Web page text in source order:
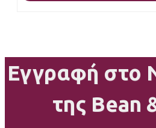
Εγγραφή στο
της Bean